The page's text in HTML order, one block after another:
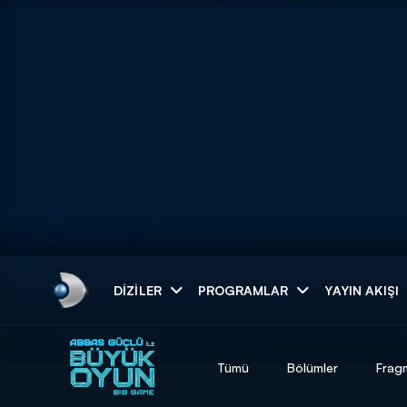
DIZILER PROGRAMLAR YAYIN AKIŞI
Tümü Bölümler